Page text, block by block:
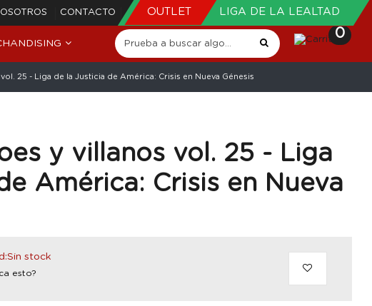
CONTACTO OUTLET LIGA DE LA LEALTAD
0
25 - Liga de la Justicia de América: Crisis en Nueva Génesis
y villanos vol. 25 - Liga
América: Crisis en Nueva
stock
esto?